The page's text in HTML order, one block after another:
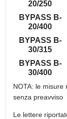
20/250
BYPASS B-
20/400
BYPASS B-
30/315
BYPASS B-
30/400
NOTA: le misure
senza preavviso
Le lettere